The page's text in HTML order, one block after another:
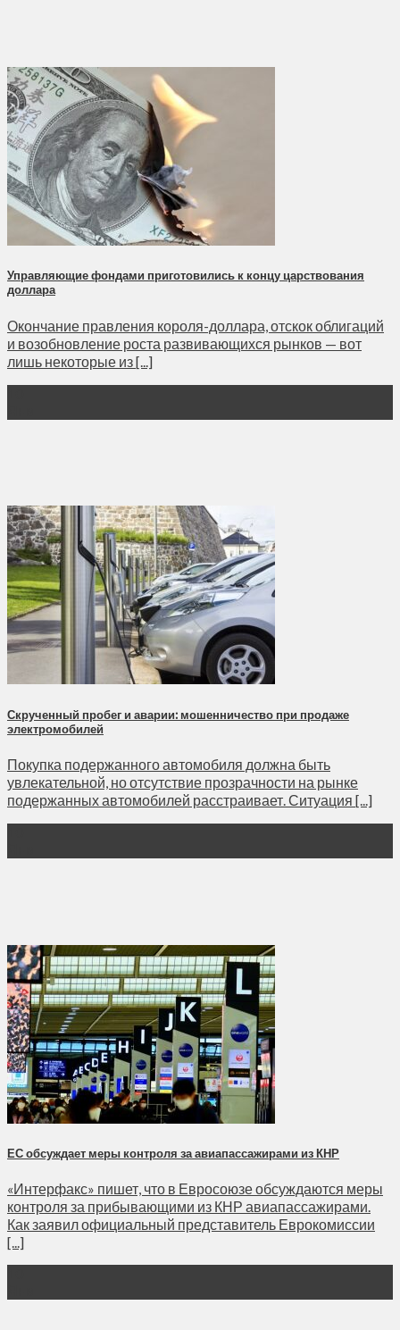
Управляющие фондами приготовились к концу царствования
доллара
Окончание правления короля-доллара, отскок облигаций
и возобновление роста развивающихся рынков — вот
лишь некоторые из [...]
Скрученный пробег и аварии: мошенничество при продаже
электромобилей
Покупка подержанного автомобиля должна быть
увлекательной, но отсутствие прозрачности на рынке
подержанных автомобилей расстраивает. Ситуация [...]
ЕС обсуждает меры контроля за авиапассажирами из КНР
«Интерфакс» пишет, что в Евросоюзе обсуждаются меры
контроля за прибывающими из КНР авиапассажирами.
Как заявил официальный представитель Еврокомиссии
[...]